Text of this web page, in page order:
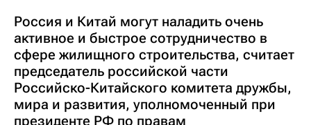
Россия и Китай могут наладить очень
активное и быстрое сотрудничество в
сфере жилищного строительства, считает
председатель российской части
Российско-Китайского комитета дружбы,
мира и развития, уполномоченный при
президенте РФ по правам